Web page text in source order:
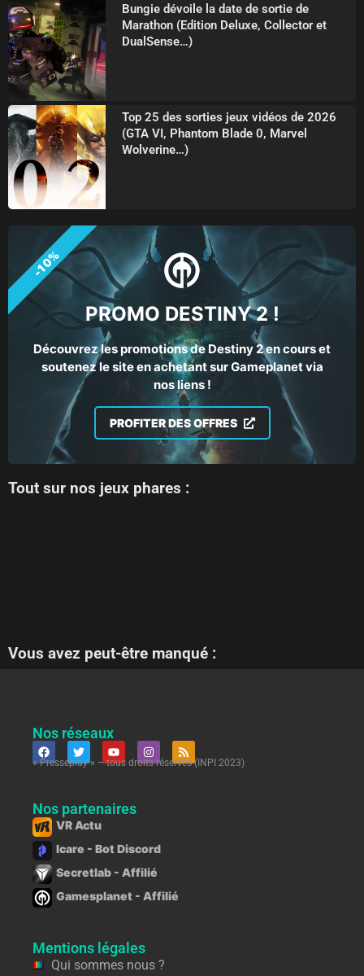
Bungie dévoile la date de sortie de
Marathon (Edition Deluxe, Collector et
DualSense…)
Top 25 des sorties jeux vidéos de 2026
(GTA VI, Phantom Blade 0, Marvel
Wolverine…)
PROMO DESTINY 2 !
Découvrez les promotions de Destiny 2 en cours et
soutenez le site en achetant sur Gameplanet via
nos liens !
PROFITER DES OFFRES
-10%
Tout sur nos jeux phares :
Vous avez peut-être manqué :
Nos réseaux
« Presseplay » – tous droits réservés (INPI 2023)
Nos partenaires
VR Actu
Icare - Bot Discord
Secretlab - Affilié
Gamesplanet - Affilié
Mentions légales
Qui sommes nous ?